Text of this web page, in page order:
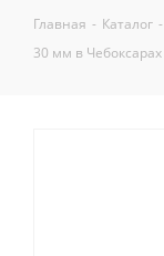
Главная - Каталог -
30 мм в Чебоксарах